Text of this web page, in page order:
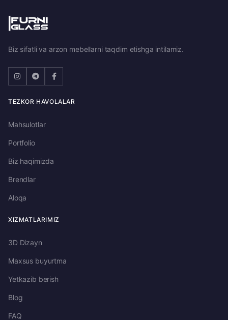
Biz sifatli va arzon mebellarni taqdim etishga intilamiz.
TEZKOR HAVOLALAR
Mahsulotlar
Portfolio
Biz haqimizda
Brendlar
Aloqa
XIZMATLARIMIZ
3D Dizayn
Maxsus buyurtma
Yetkazib berish
Blog
FAQ